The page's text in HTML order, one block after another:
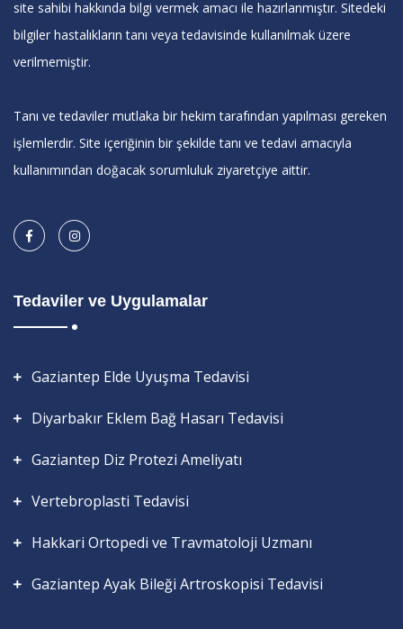
site sahibi hakkında bilgi vermek amacı ile hazırlanmıştır. Sitedeki
bilgiler hastalıkların tanı veya tedavisinde kullanılmak üzere
verilmemiştir.
Tanı ve tedaviler mutlaka bir hekim tarafından yapılması gereken
işlemlerdir. Site içeriğinin bir şekilde tanı ve tedavi amacıyla
kullanımından doğacak sorumluluk ziyaretçiye aittir.
Tedaviler ve Uygulamalar
Gaziantep Elde Uyuşma Tedavisi
Diyarbakır Eklem Bağ Hasarı Tedavisi
Gaziantep Diz Protezi Ameliyatı
Vertebroplasti Tedavisi
Hakkari Ortopedi ve Travmatoloji Uzmanı
Gaziantep Ayak Bileği Artroskopisi Tedavisi